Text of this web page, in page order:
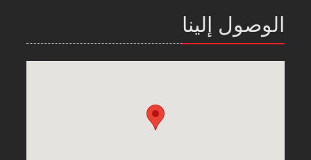
الوصول إلينا